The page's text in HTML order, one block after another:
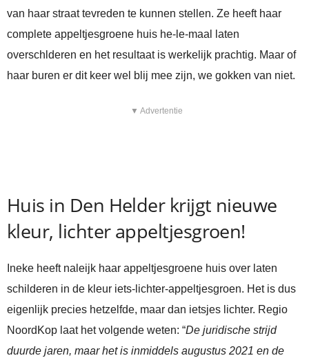
van haar straat tevreden te kunnen stellen. Ze heeft haar
complete appeltjesgroene huis he-le-maal laten
overschlderen en het resultaat is werkelijk prachtig. Maar of
haar buren er dit keer wel blij mee zijn, we gokken van niet.
▼ Advertentie
Huis in Den Helder krijgt nieuwe
kleur, lichter appeltjesgroen!
Ineke heeft naleijk haar appeltjesgroene huis over laten
schilderen in de kleur iets-lichter-appeltjesgroen. Het is dus
eigenlijk precies hetzelfde, maar dan ietsjes lichter. Regio
NoordKop laat het volgende weten: “De juridische strijd
duurde jaren, maar het is inmiddels augustus 2021 en de